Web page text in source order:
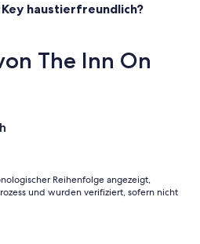
haustierfreundlich?
The Inn On
Reihenfolge angezeigt,
und wurden verifiziert, sofern nicht